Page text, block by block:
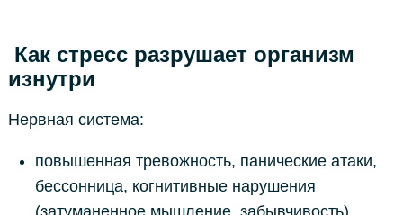
Как стресс разрушает организм
изнутри
Нервная система:
повышенная тревожность, панические атаки,
бессонница, когнитивные нарушения
(затуманенное мышление, забывчивость)